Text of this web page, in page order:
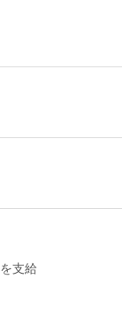
支給